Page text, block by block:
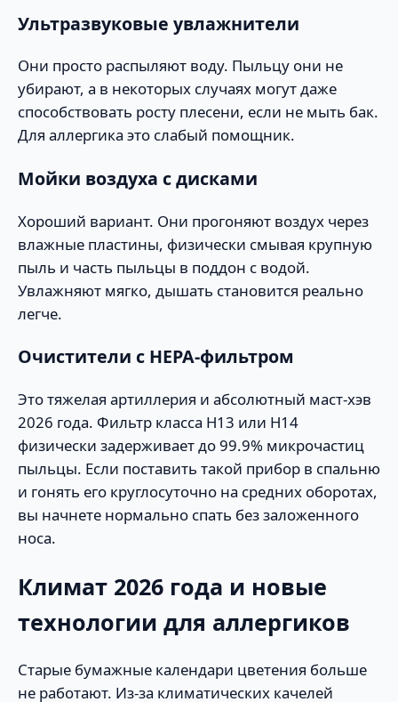
Ультразвуковые увлажнители
Они просто распыляют воду. Пыльцу они не
убирают, а в некоторых случаях могут даже
способствовать росту плесени, если не мыть бак.
Для аллергика это слабый помощник.
Мойки воздуха с дисками
Хороший вариант. Они прогоняют воздух через
влажные пластины, физически смывая крупную
пыль и часть пыльцы в поддон с водой.
Увлажняют мягко, дышать становится реально
легче.
Очистители с HEPA-фильтром
Это тяжелая артиллерия и абсолютный маст-хэв
2026 года. Фильтр класса H13 или H14
физически задерживает до 99.9% микрочастиц
пыльцы. Если поставить такой прибор в спальню
и гонять его круглосуточно на средних оборотах,
вы начнете нормально спать без заложенного
носа.
Климат 2026 года и новые
технологии для аллергиков
Старые бумажные календари цветения больше
не работают. Из-за климатических качелей